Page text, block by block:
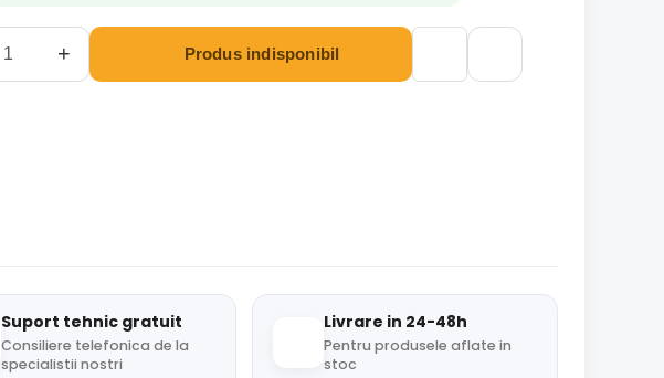
+ Produs indisponibil
Suport tehnic gratuit
Consiliere telefonica de la
specialistii nostri
Livrare in 24-48h
Pentru produsele aflate in
stoc